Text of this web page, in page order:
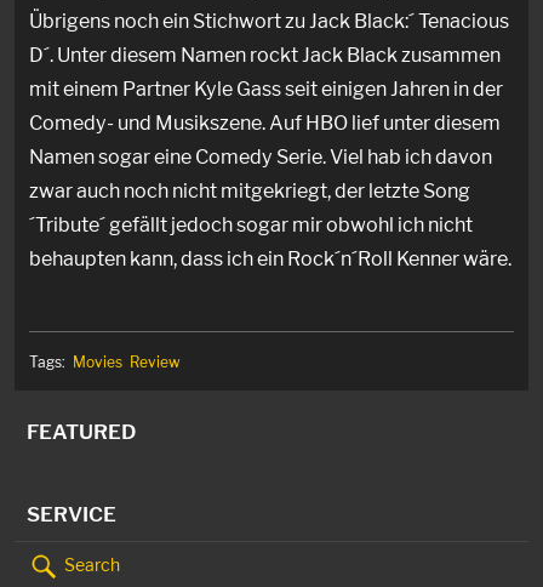
Übrigens noch ein Stichwort zu Jack Black:´ Tenacious
D´. Unter diesem Namen rockt Jack Black zusammen
mit einem Partner Kyle Gass seit einigen Jahren in der
Comedy- und Musikszene. Auf HBO lief unter diesem
Namen sogar eine Comedy Serie. Viel hab ich davon
zwar auch noch nicht mitgekriegt, der letzte Song
´Tribute´ gefällt jedoch sogar mir obwohl ich nicht
behaupten kann, dass ich ein Rock´n´Roll Kenner wäre.
Tags: Movies Review
FEATURED
SERVICE
Search